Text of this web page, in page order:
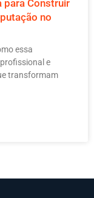
para Construir
no
essa
e
transformam